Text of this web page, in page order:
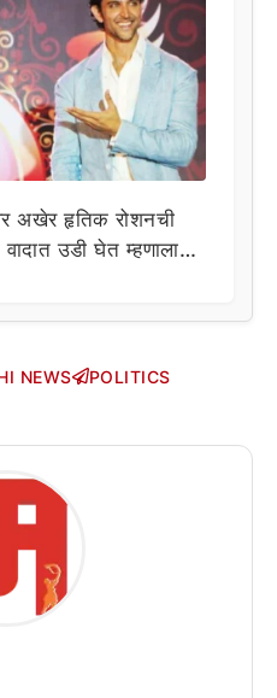
अखेर हृतिक रोशनची
वादात उडी घेत म्हणाला…
NEWS POLITICS